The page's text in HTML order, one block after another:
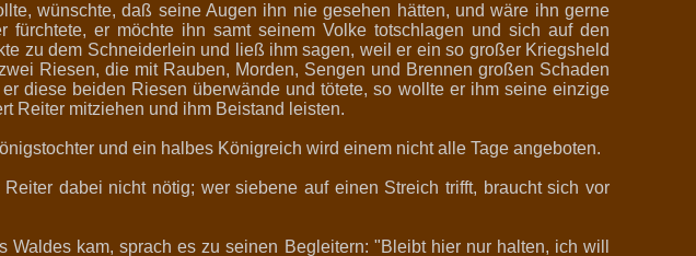
wünschte, daß seine Augen ihn nie gesehen hätten, und wäre ihn gerne
er möchte ihn samt seinem Volke totschlagen und sich auf den
zu dem Schneiderlein und ließ ihm sagen, weil er ein so großer Kriegsheld
Riesen, die mit Rauben, Morden, Sengen und Brennen großen Schaden
diese beiden Riesen überwände und tötete, so wollte er ihm seine einzige
Reiter mitziehen und ihm Beistand leisten.
und ein halbes Königreich wird einem nicht alle Tage angeboten.
dabei nicht nötig; wer siebene auf einen Streich trifft, braucht sich vor
kam, sprach es zu seinen Begleitern: "Bleibt hier nur halten, ich will